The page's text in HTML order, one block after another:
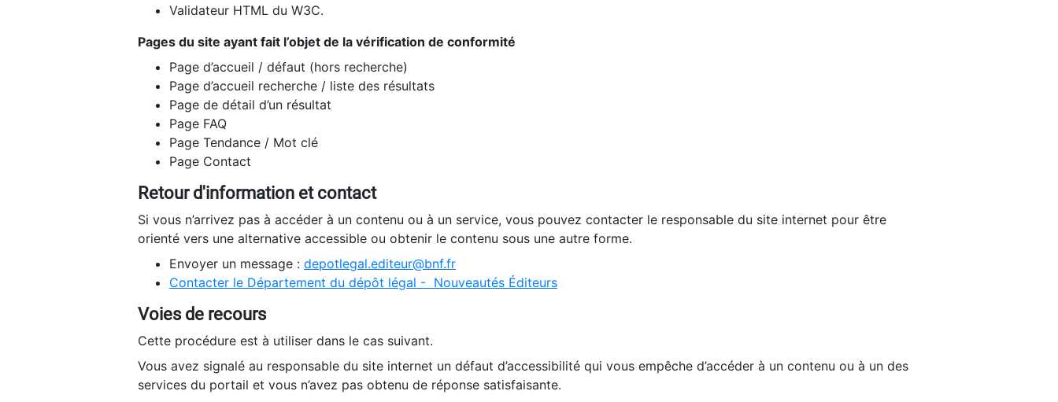
Validateur HTML du W3C.
Pages du site ayant fait l’objet de la vérification de conformité
Page d’accueil / défaut (hors recherche)
Page d’accueil recherche / liste des résultats
Page de détail d’un résultat
Page FAQ
Page Tendance / Mot clé
Page Contact
Retour d'information et contact
Si vous n’arrivez pas à accéder à un contenu ou à un service, vous pouvez contacter le responsable du site internet pour être
orienté vers une alternative accessible ou obtenir le contenu sous une autre forme.
Envoyer un message : depotlegal.editeur@bnf.fr
Contacter le Département du dépôt légal - Nouveautés Éditeurs
Voies de recours
Cette procédure est à utiliser dans le cas suivant.
Vous avez signalé au responsable du site internet un défaut d’accessibilité qui vous empêche d’accéder à un contenu ou à un des
services du portail et vous n’avez pas obtenu de réponse satisfaisante.